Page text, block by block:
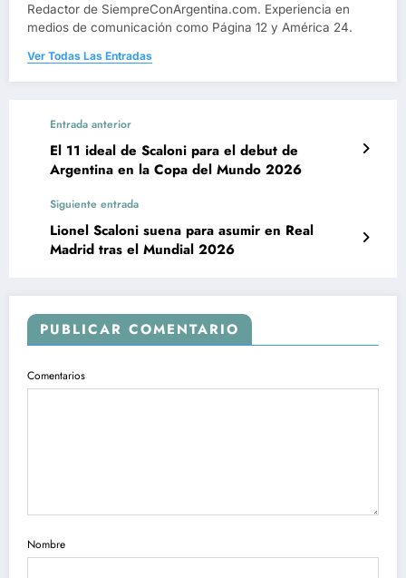
Redactor de SiempreConArgentina.com. Experiencia en
medios de comunicación como Página 12 y América 24.
Ver Todas Las Entradas
Entrada anterior
El 11 ideal de Scaloni para el debut de
Argentina en la Copa del Mundo 2026
Siguiente entrada
Lionel Scaloni suena para asumir en Real
Madrid tras el Mundial 2026
PUBLICAR COMENTARIO
Comentarios
Nombre